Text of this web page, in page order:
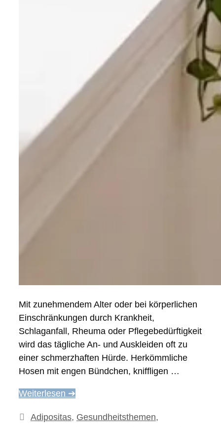
Mit zunehmendem Alter oder bei körperlichen
Einschränkungen durch Krankheit,
Schlaganfall, Rheuma oder Pflegebedürftigkeit
wird das tägliche An- und Auskleiden oft zu
einer schmerzhaften Hürde. Herkömmliche
Hosen mit engen Bündchen, kniffligen …
Weiterlesen ➔
Kategorien
Adipositas, Gesundheitsthemen,